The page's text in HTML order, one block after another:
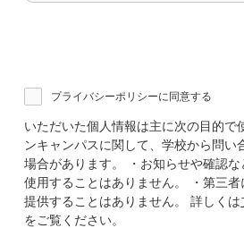
プライバシーポリシーに同意する
いただいた個人情報は主に次の目的で
ンキャンパスに関して、学校から問い
場合があります。 ・お知らせや確認
使用することはありません。 ・第三者
提供することはありません。 詳しくは
をご覧ください。